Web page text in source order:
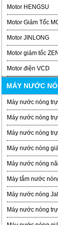
Motor HENGSU
Motor Giảm Tốc
Motor JINLONG
Motor giảm tốc
Motor điện VCD
MÁY NƯỚC
Máy nước nóng
Máy nước nóng
Máy nước nóng
Máy nước nóng
Máy nước nóng
Máy tắm nước
Máy nước nóng
Máy nước nóng